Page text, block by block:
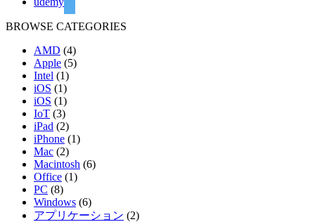
BROWSE CATEGORIES
AMD (4)
Apple (5)
Intel (1)
iOS (1)
iOS (1)
IoT (3)
iPad (2)
iPhone (1)
Mac (2)
Macintosh (6)
Office (1)
PC (8)
Windows (6)
アプリケーション (2)